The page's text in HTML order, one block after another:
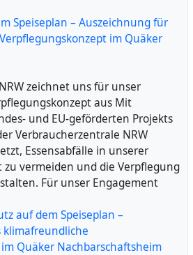
Speiseplan – Auszeichnung für
im Quäker
zeichnet uns für unser
aus Mit
und EU-geförderten Projekts
Verbraucherzentrale NRW
Essensabfälle in unserer
vermeiden und die Verpflegung
Für unser Engagement
auf dem Speiseplan –
klimafreundliche
Quäker Nachbarschaftsheim